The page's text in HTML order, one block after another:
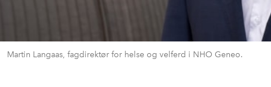
Martin Langaas, fagdirektør for helse og velferd i NHO Geneo.